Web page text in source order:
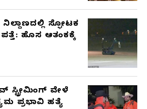
ಸ್ಫೋಟಕ
ಹೊಸ ಆತಂಕಕ್ಕೆ
ಸ್ಟ್ರೀಮಿಂಗ್ ವೇಳೆ
ಪ್ರಭಾವಿ ಹತ್ಯೆ